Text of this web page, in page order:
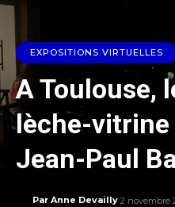
EXPOSITIONS VIRTUELLES
A Toulouse,
lèche-vitrine
Jean-Paul
Par Anne Devailly 2 novembre